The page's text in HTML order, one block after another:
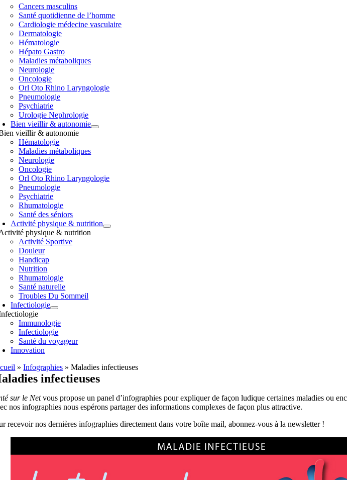
Cancers masculins
Santé quotidienne de l’homme
Cardiologie médecine vasculaire
Dermatologie
Hématologie
Hépato Gastro
Maladies métaboliques
Neurologie
Oncologie
Orl Oto Rhino Laryngologie
Pneumologie
Psychiatrie
Urologie Nephrologie
Bien vieillir & autonomie
vieillir & autonomie
Hématologie
Maladies métaboliques
Neurologie
Oncologie
Orl Oto Rhino Laryngologie
Pneumologie
Psychiatrie
Rhumatologie
Santé des séniors
Activité physique & nutrition
physique & nutrition
Activité Sportive
Douleur
Handicap
Nutrition
Rhumatologie
Santé naturelle
Troubles Du Sommeil
Infectiologie
Immunologie
Infectiologie
Santé du voyageur
Innovation
»Infographies »Maladies infectieuses
infectieuses
sur le Netvous propose un panel d’infographies pour expliquer de façon ludique certaines maladies ou
nos infographies nous espérons partager des informations complexes de façon plus attractive.
recevoir nos dernières infographies directement dans votre boîte mail, abonnez-vous à la newsletter !